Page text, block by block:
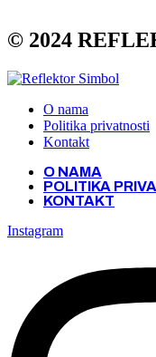
© 2024
O nama
Politika privatnosti
Kontakt
O NAMA
POLITIKA
KONTAKT
Instagram